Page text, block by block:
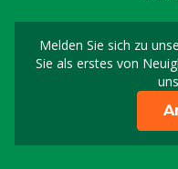
Melden Sie sich zu
Sie als erstes von